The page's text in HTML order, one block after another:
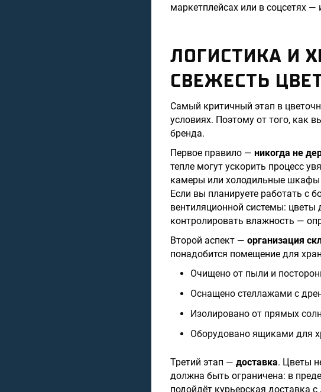
маркетплейсах или в соцсетях
ЛОГИСТИКА И
СВЕЖЕСТЬ
Самый критичный этап в
условиях. Поэтому от того, как
бренда.
Первое правило — никогда не
тепле могут ускорить процесс
камеры или холодильные шкафы
Если вы планируете работать с
вентиляционной системы:
контролировать влажность —
Второй аспект — организация
понадобится помещение для
Очищено от пыли и
Оснащено стеллажами с
Изолировано от прямых
Оборудовано ящиками для
Третий этап — доставка. Цветы
должна быть ограничена: в
подойдёт курьерская доставка